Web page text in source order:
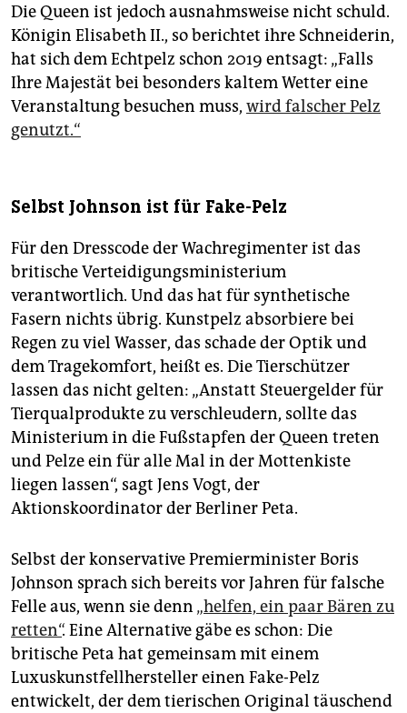
Die Queen ist jedoch ausnahmsweise nicht schuld.
Königin Elisabeth II., so berichtet ihre Schneiderin,
hat sich dem Echtpelz schon 2019 entsagt: „Falls
Ihre Majestät bei besonders kaltem Wetter eine
Veranstaltung besuchen muss, wird falscher Pelz
genutzt.“
Selbst Johnson ist für Fake-Pelz
Für den Dresscode der Wachregimenter ist das
britische Verteidigungsministerium
verantwortlich. Und das hat für synthetische
Fasern nichts übrig. Kunstpelz absorbiere bei
Regen zu viel Wasser, das schade der Optik und
dem Tragekomfort, heißt es. Die Tierschützer
lassen das nicht gelten: „Anstatt Steuergelder für
Tierqualprodukte zu verschleudern, sollte das
Ministerium in die Fußstapfen der Queen treten
und Pelze ein für alle Mal in der Mottenkiste
liegen lassen“, sagt Jens Vogt, der
Aktionskoordinator der Berliner Peta.
Selbst der konservative Premierminister Boris
Johnson sprach sich bereits vor Jahren für falsche
Felle aus, wenn sie denn „helfen, ein paar Bären zu
retten“. Eine Alternative gäbe es schon: Die
britische Peta hat gemeinsam mit einem
Luxuskunstfellhersteller einen Fake-Pelz
entwickelt, der dem tierischen Original täuschend